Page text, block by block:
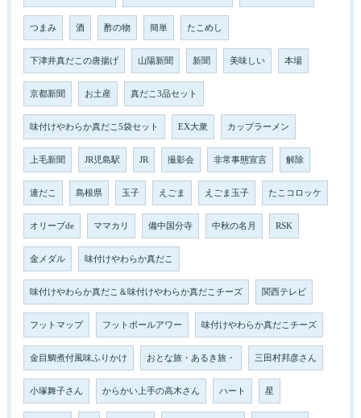
つまみ 酒 酢の物 簡単 たこめし
下津井真だこの唐揚げ 山陽新聞 新聞 美味しい 本場
京都新聞 お土産 真だこ3品セット
味付けやわらか真だこ5袋セット EX大衆 カップラーメン
上毛新聞 JR児島駅 JR 撮影会 非常事態宣言 解除
連だこ 島根県 玉子 えごま えごま玉子 たこコロッケ
オリーブde ママカリ 備中国分寺 中秋の名月 RSK
金メダル 味付けやわらか真だこ
味付けやわらか真だこ＆味付けやわらか真だこチーズ 関西テレビ
フットマップ フットボールアワー 味付けやわらか真だこチーズ
金目鯛煮付風味ふりかけ おとな旅・あるき旅・ 三田村邦彦さん
小塚舞子さん からかい上手の高木さん ハート 星